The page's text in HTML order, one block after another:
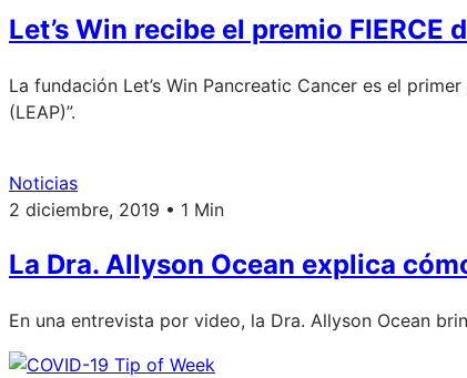
Let’s Win recibe el premio
La fundación Let’s Win Pancreatic Cancer es el
(LEAP)”.
Noticias
2 diciembre, 2019 • 1 Min
La Dra. Allyson Ocean explica
En una entrevista por video, la Dra. Allyson Ocean